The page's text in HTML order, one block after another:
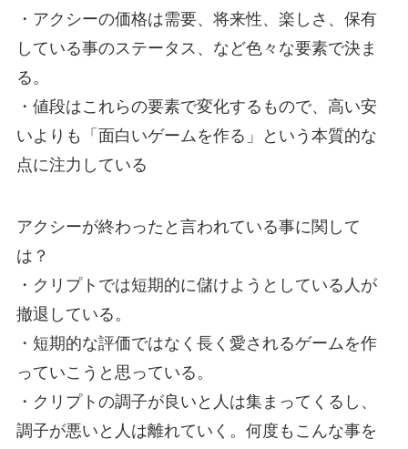
・アクシーの価格は需要、将来性、楽しさ、保有
している事のステータス、など色々な要素で決ま
る。
・値段はこれらの要素で変化するもので、高い安
いよりも「面白いゲームを作る」という本質的な
点に注力している
アクシーが終わったと言われている事に関して
は？
・クリプトでは短期的に儲けようとしている人が
撤退している。
・短期的な評価ではなく長く愛されるゲームを作
っていこうと思っている。
・クリプトの調子が良いと人は集まってくるし、
調子が悪いと人は離れていく。何度もこんな事を